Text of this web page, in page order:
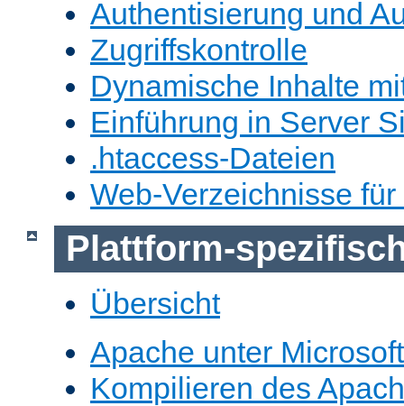
Authentisierung und
Zugriffskontrolle
Dynamische Inhalte
Einführung in Server
.htaccess-Dateien
Web-Verzeichnisse
Plattform-
Übersicht
Apache unter
Kompilieren des